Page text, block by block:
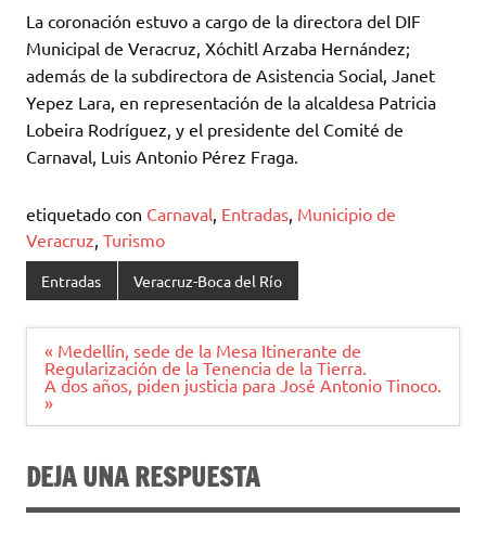
La coronación estuvo a cargo de la directora del DIF
Municipal de Veracruz, Xóchitl Arzaba Hernández;
además de la subdirectora de Asistencia Social, Janet
Yepez Lara, en representación de la alcaldesa Patricia
Lobeira Rodríguez, y el presidente del Comité de
Carnaval, Luis Antonio Pérez Fraga.
etiquetado con Carnaval, Entradas, Municipio de
Veracruz, Turismo
Entradas Veracruz-Boca del Río
Navegación
de
entradas
« Medellín, sede de la Mesa Itinerante de
Regularización de la Tenencia de la Tierra.
A dos años, piden justicia para José Antonio Tinoco.
»
DEJA UNA RESPUESTA